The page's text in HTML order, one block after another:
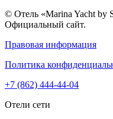
© Отель «Marina Yacht by
Официальный сайт.
Правовая информация
Политика
+7 (862) 444-44-04
Отели сети